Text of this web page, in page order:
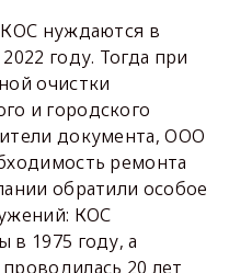
нуждаются в
году. Тогда при
очистки
и городского
документа, ООО
ремонта
обратили особое
КОС
в 1975 году, а
20 лет